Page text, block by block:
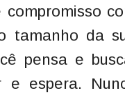
tamanho da
pensa e
e espera.